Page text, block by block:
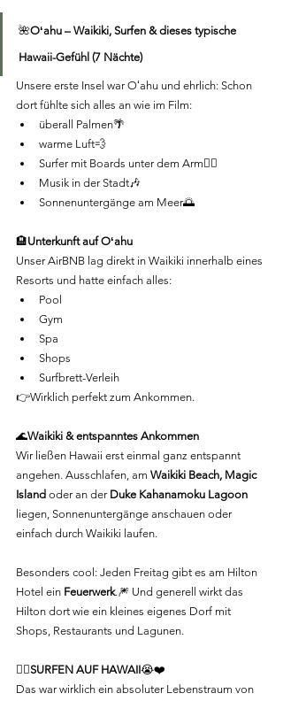
🌺Oʻahu – Waikiki, Surfen & dieses typische
Hawaii-Gefühl (7 Nächte)
Unsere erste Insel war Oʻahu und ehrlich: Schon
dort fühlte sich alles an wie im Film:
überall Palmen🌴
warme Luft💨
Surfer mit Boards unter dem Arm🏄‍♀️
Musik in der Stadt🎶
Sonnenuntergänge am Meer🌅
🏨Unterkunft auf Oʻahu
Unser AirBNB lag direkt in Waikiki innerhalb eines
Resorts und hatte einfach alles:
Pool
Gym
Spa
Shops
Surfbrett-Verleih
👉Wirklich perfekt zum Ankommen.
🌊Waikiki & entspanntes Ankommen
Wir ließen Hawaii erst einmal ganz entspannt
angehen. Ausschlafen, am Waikiki Beach, Magic
Island oder an der Duke Kahanamoku Lagoon
liegen, Sonnenuntergänge anschauen oder
einfach durch Waikiki laufen.
Besonders cool: Jeden Freitag gibt es am Hilton
Hotel ein Feuerwerk.🎆 Und generell wirkt das
Hilton dort wie ein kleines eigenes Dorf mit
Shops, Restaurants und Lagunen.
🏄‍♀️SURFEN AUF HAWAII😭❤️
Das war wirklich ein absoluter Lebenstraum von